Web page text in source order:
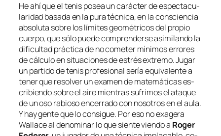
He ahí que el te­nis po­sea un ca­rác­ter de es­pec­ta­cu­
la­ri­dad ba­sa­da en la pu­ra téc­ni­ca, en la cons­cien­cia
ab­so­lu­ta so­bre los lí­mi­tes geo­mé­tri­cos del pro­pio
cuer­po, que só­lo pue­de com­pren­der­se asi­mi­lan­do la
di­fi­cul­tad prác­ti­ca de no co­me­ter mí­ni­mos erro­res
de cálcu­lo en si­tua­cio­nes de es­trés ex­tre­mo. Jugar
un par­ti­do de te­nis pro­fe­sio­nal se­ría equi­va­len­te a
te­ner que re­sol­ver un examen de ma­te­má­ti­cas es­
cri­bien­do so­bre el ai­re mien­tras su­fri­mos el ata­que
de un oso ra­bio­so en­ce­rra­do con no­so­tros en el au­la.
Y hay gen­te que lo con­si­gue. Por eso no exa­ge­ra
Wallace al de­no­mi­nar lo que sien­te vien­do a Roger